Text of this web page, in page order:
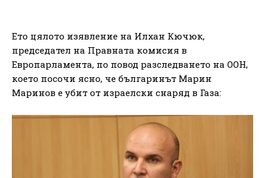
Ето цялото изявление на Илхан Кючюк,
председател на Правната комисия в
Европарламента, по повод разследването на ООН,
което посочи ясно, че българинът Марин
Маринов е убит от израелски снаряд в Газа: